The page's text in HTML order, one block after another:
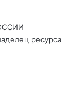
ресурса